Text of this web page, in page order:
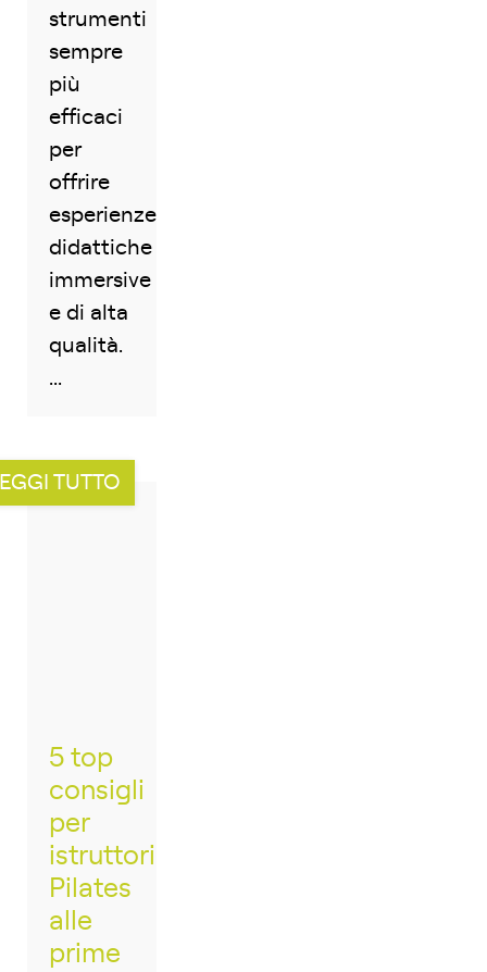
strumenti
sempre
più
efficaci
per
offrire
esperienze
didattiche
immersive
e di alta
qualità.
...
TUTTO
5 top
consigli
per
istruttori
Pilates
alle
prime